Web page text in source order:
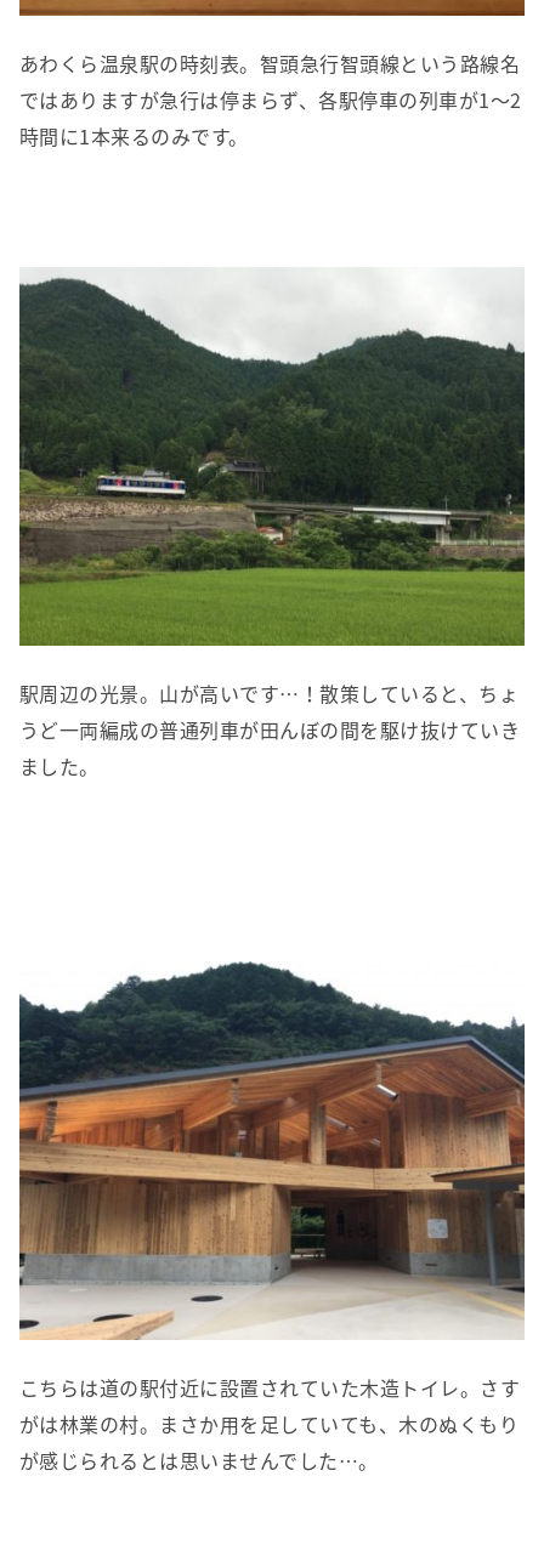
あわくら温泉駅の時刻表。智頭急行智頭線という路線名
ではありますが急行は停まらず、各駅停車の列車が1～2
時間に1本来るのみです。
駅周辺の光景。山が高いです…！散策していると、ちょ
うど一両編成の普通列車が田んぼの間を駆け抜けていき
ました。
こちらは道の駅付近に設置されていた木造トイレ。さす
がは林業の村。まさか用を足していても、木のぬくもり
が感じられるとは思いませんでした…。